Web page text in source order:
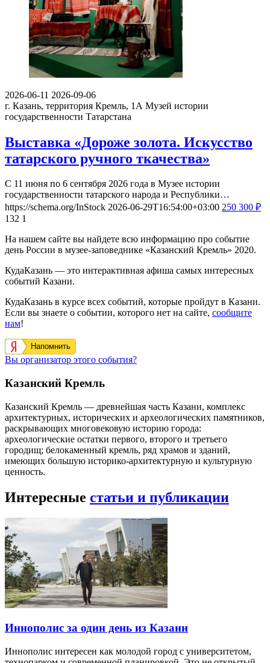
2026-06-11 2026-09-06
г. Казань, территория Кремль, 1А Музей истории
государственности Татарстана
Выставка «Дороже золота. Искусство
татарского ручного ткачества»
С 11 июня по 6 сентября 2026 года в Музее истории
государственности татарского народа и Республики…
https://schema.org/InStock 2026-06-29T16:54:00+03:00 250 300 ₽
132 1
На нашем сайте вы найдете всю информацию про событие
день России в музее-заповеднике «Казанский Кремль» 2020.
КудаКазань — это интерактивная афиша самых интересных
событий Казани.
КудаКазань в курсе всех событий, которые пройдут в Казани.
Если вы знаете о событии, которого нет на сайте, сообщите
нам!
Напомнить
Вы организатор этого события?
Казанский Кремль
Казанский Кремль — древнейшая часть Казани, комплекс
архитектурных, исторических и археологических памятников,
раскрывающих многовековую историю города:
археологические остатки первого, второго и третьего
городищ; белокаменный кремль, ряд храмов и зданий,
имеющих большую историко-архитектурную и культурную
ценность.
Интересные статьи и публикации
Иннополис за один день из Казани
Иннополис интересен как молодой город с университетом,